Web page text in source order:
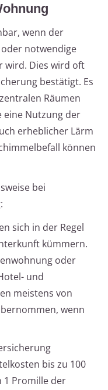
wenn der
notwendige
wird. Dies wird oft
bestätigt. Es
Räumen
eine Nutzung der
erheblicher Lärm
können
bei
sich in der Regel
kümmern.
oder
und
meistens von
wenn
bis zu 100
1 Promille der